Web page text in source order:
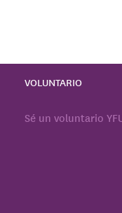
VOLUNTARIO
Sé un voluntario